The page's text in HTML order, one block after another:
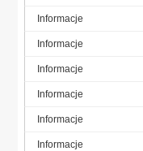
Informacje
Informacje
Informacje
Informacje
Informacje
Informacje